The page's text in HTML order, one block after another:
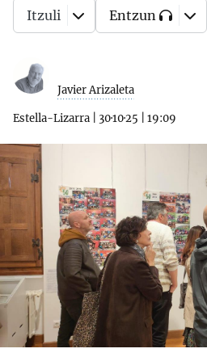
Javier Arizaleta
Estella-Lizarra 30·10·25 19:09
Itzuli Entzun